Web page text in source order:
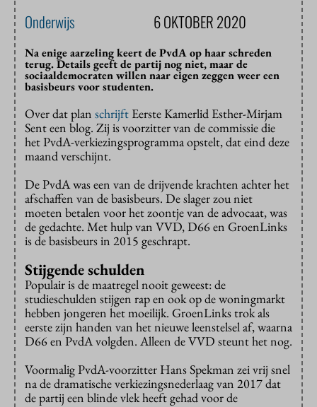
Onderwijs 6 OKTOBER 2020
Na enige aarzeling keert de PvdA op haar schreden
terug. Details geeft de partij nog niet, maar de
sociaaldemocraten willen naar eigen zeggen weer een
basisbeurs voor studenten.
Over dat plan schrijft Eerste Kamerlid Esther-Mirjam
Sent een blog. Zij is voorzitter van de commissie die
het PvdA-verkiezingsprogramma opstelt, dat eind deze
maand verschijnt.
De PvdA was een van de drijvende krachten achter het
afschaffen van de basisbeurs. De slager zou niet
moeten betalen voor het zoontje van de advocaat, was
de gedachte. Met hulp van VVD, D66 en GroenLinks
is de basisbeurs in 2015 geschrapt.
Stijgende schulden
Populair is de maatregel nooit geweest: de
studieschulden stijgen rap en ook op de woningmarkt
hebben jongeren het moeilijk. GroenLinks trok als
eerste zijn handen van het nieuwe leenstelsel af, waarna
D66 en PvdA volgden. Alleen de VVD steunt het nog.
Voormalig PvdA-voorzitter Hans Spekman zei vrij snel
na de dramatische verkiezingsnederlaag van 2017 dat
de partij een blinde vlek heeft gehad voor de